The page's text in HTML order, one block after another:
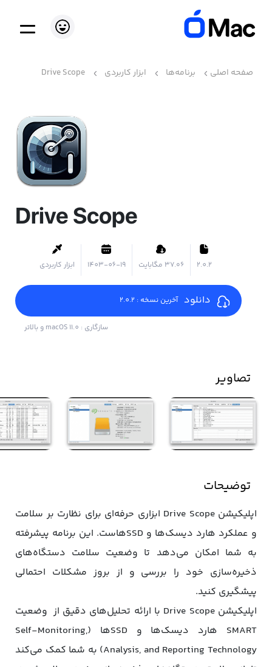
صفحه اصلی برنامه‌ها ابزار کاربردی Drive Scope
Drive Scope
2.0.2 ۳۷.۰۶ مگابایت 1403-06-19 ابزار کاربردی
دانلود آخرین نسخه : 2.0.2
سازگاری : macOS 11.0 و بالاتر
تصاویر
توضیحات
اپلیکیشن Drive Scope ابزاری حرفه‌ای برای نظارت بر سلامت
و عملکرد هارد دیسک‌ها و SSD‌هاست. این برنامه پیشرفته
به شما امکان می‌دهد تا وضعیت سلامت دستگاه‌های
ذخیره‌سازی خود را بررسی و از بروز مشکلات احتمالی
پیشگیری کنید.
اپلیکیشن Drive Scope با ارائه تحلیل‌های دقیق از وضعیت
SMART هارد دیسک‌ها و SSD‌ها (Self-Monitoring,
Analysis, and Reporting Technology) به شما کمک می‌کند